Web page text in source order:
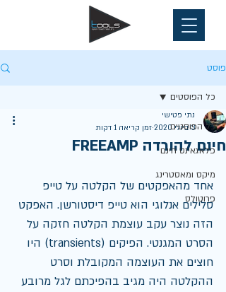
פוסט
כל הפוסטים
פלאגאינס חינם
מיקס ומאסטרינג
פרוטולס
כל הפוסטים
חינם להורדה FREEAMP
נתי פטישי
3 ביולי 2020
זמן קריאה 1 דקות
אחד מהאפקטים של הקלטה על טייפ
סלילים אנלוגי הוא טייפ דיסטורשן. האפקט
הזה נוצר עקב עוצמת הקלטה חזקה על
הסרט המגנטי. הפיקים (transients) היו
חוצים את העוצמה המקובלת וסרט
ההקלטה היה מגיב בהפיכתם לגל מרובע